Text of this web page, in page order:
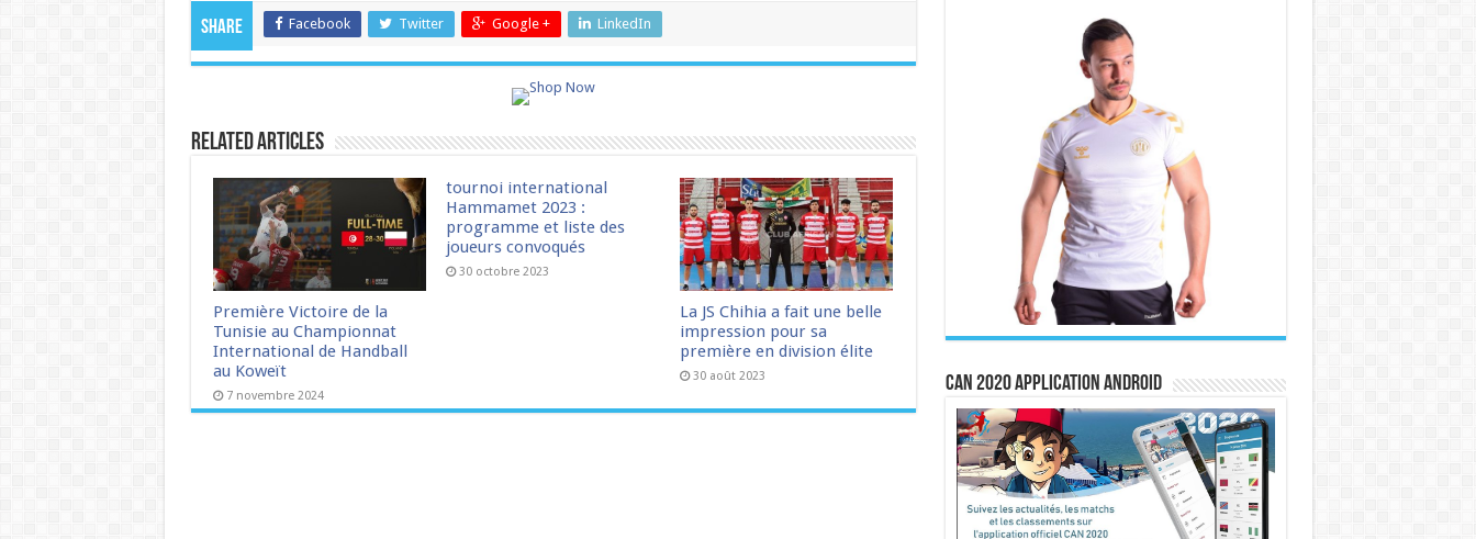
Share Facebook Twitter Google + LinkedIn
Related Articles
Première Victoire de la
Tunisie au Championnat
International de Handball
au Koweït
7 novembre 2024
tournoi international
Hammamet 2023 :
programme et liste des
joueurs convoqués
30 octobre 2023
La JS Chihia a fait une belle
impression pour sa
première en division élite
30 août 2023 CAN 2020 Application Android